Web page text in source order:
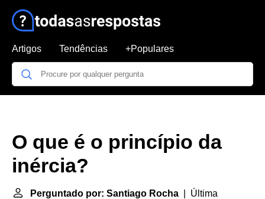
Artigos Tendências +Populares
O que é o princípio da
inércia?
Perguntado por: Santiago Rocha | Última